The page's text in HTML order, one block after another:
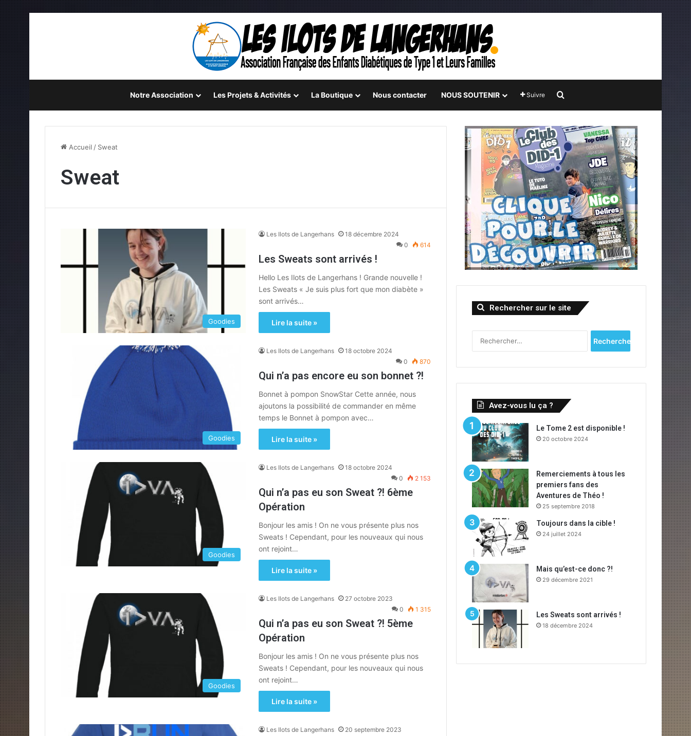
Notre Association Les Projets & Activités La Boutique Nous contacter NOUS SOUTENIR Suivre Rechercher
Accueil / Sweat
Sweat
Goodies
Les Ilots de Langerhans
18 décembre 2024
0
614
Les Sweats sont arrivés !
Hello Les Ilots de Langerhans ! Grande nouvelle !
Les Sweats « Je suis plus fort que mon diabète »
sont arrivés…
Lire la suite »
Goodies
Les Ilots de Langerhans
18 octobre 2024
0
870
Qui n’a pas encore eu son bonnet ?!
Bonnet à pompon SnowStar Cette année, nous
ajoutons la possibilité de commander en même
temps le Bonnet à pompon avec…
Lire la suite »
Goodies
Les Ilots de Langerhans
18 octobre 2024
0
2 153
Qui n’a pas eu son Sweat ?! 6ème
Opération
Bonjour les amis ! On ne vous présente plus nos
Sweats ! Cependant, pour les nouveaux qui nous
ont rejoint…
Lire la suite »
Goodies
Les Ilots de Langerhans
27 octobre 2023
0
1 315
Qui n’a pas eu son Sweat ?! 5ème
Opération
Bonjour les amis ! On ne vous présente plus nos
Sweats ! Cependant, pour les nouveaux qui nous
ont rejoint…
Lire la suite »
Les Ilots de Langerhans
20 septembre 2023
Rechercher sur le site
h
r
Avez-vous lu ça ?
Le Tome 2 est disponible !
20 octobre 2024
Remerciements à tous les
premiers fans des
Aventures de Théo !
25 septembre 2018
Toujours dans la cible !
24 juillet 2024
Mais qu’est-ce donc ?!
29 décembre 2021
Les Sweats sont arrivés !
18 décembre 2024